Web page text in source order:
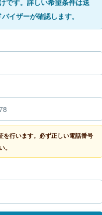
です。詳しい希望条件は送
イザーが確認します。
を行います。必ず正しい電話番号
。